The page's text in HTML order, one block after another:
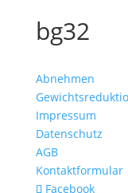
bg32
Abnehmen
Impressum
Datenschutz
AGB
Kontaktformular
Facebook